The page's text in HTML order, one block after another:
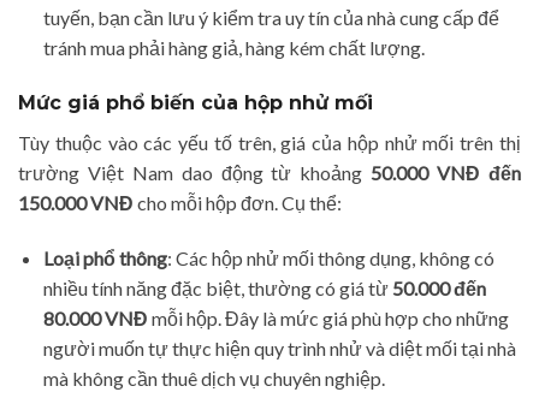
tuyến, bạn cần lưu ý kiểm tra uy tín của nhà cung cấp để
tránh mua phải hàng giả, hàng kém chất lượng.
Mức giá phổ biến của hộp nhử mối
Tùy thuộc vào các yếu tố trên, giá của hộp nhử mối trên thị
trường Việt Nam dao động từ khoảng 50.000 VNĐ đến
150.000 VNĐ cho mỗi hộp đơn. Cụ thể:
Loại phổ thông: Các hộp nhử mối thông dụng, không có
nhiều tính năng đặc biệt, thường có giá từ 50.000 đến
80.000 VNĐ mỗi hộp. Đây là mức giá phù hợp cho những
người muốn tự thực hiện quy trình nhử và diệt mối tại nhà
mà không cần thuê dịch vụ chuyên nghiệp.